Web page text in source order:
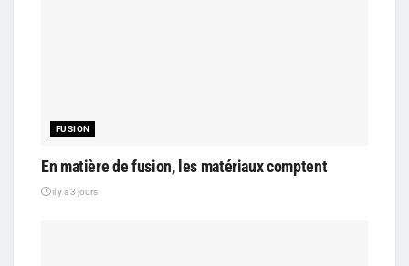
FUSION
En matière de fusion, les matériaux comptent
il y a 3 jours